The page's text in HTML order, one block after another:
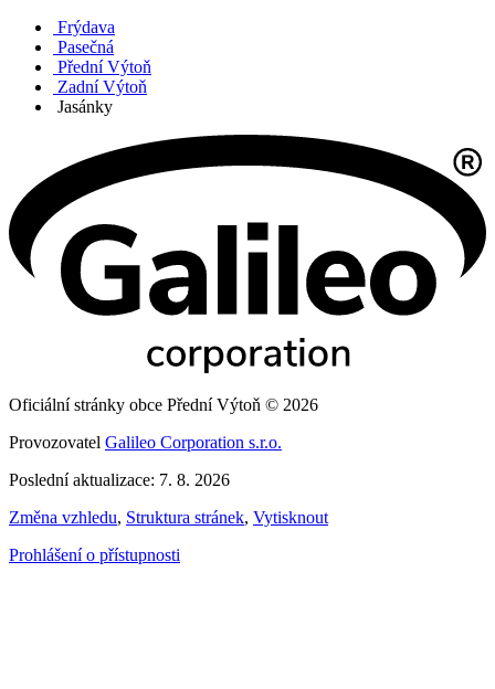
Frýdava
Pasečná
Přední Výtoň
Zadní Výtoň
Jasánky
Oficiální stránky obce Přední Výtoň © 2026
Provozovatel Galileo Corporation s.r.o.
Poslední aktualizace: 7. 8. 2026
Změna vzhledu, Struktura stránek, Vytisknout
Prohlášení o přístupnosti